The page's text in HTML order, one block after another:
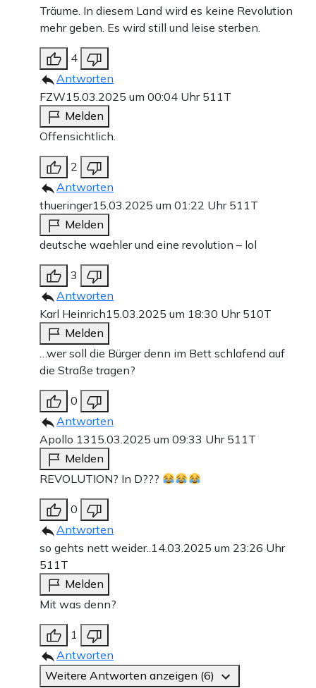
Träume. In diesem Land wird es keine Revolution
mehr geben. Es wird still und leise sterben.
4
Antworten
FZW15.03.2025 um 00:04 Uhr 511T
Melden
Offensichtlich.
2
Antworten
thueringer15.03.2025 um 01:22 Uhr 511T
Melden
deutsche waehler und eine revolution – lol
3
Antworten
Karl Heinrich15.03.2025 um 18:30 Uhr 510T
Melden
…wer soll die Bürger denn im Bett schlafend auf
die Straße tragen?
0
Antworten
Apollo 13 15.03.2025 um 09:33 Uhr 511T
Melden
REVOLUTION? In D???
0
Antworten
so gehts nett weider..14.03.2025 um 23:26 Uhr
511T
Melden
Mit was denn?
1
Antworten
Weitere Antworten anzeigen (6)